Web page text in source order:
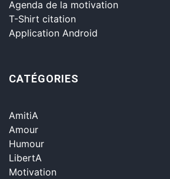
Agenda de la motivation
T-Shirt citation
Application Android
CATÉGORIES
AmitiA
Amour
Humour
LibertA
Motivation